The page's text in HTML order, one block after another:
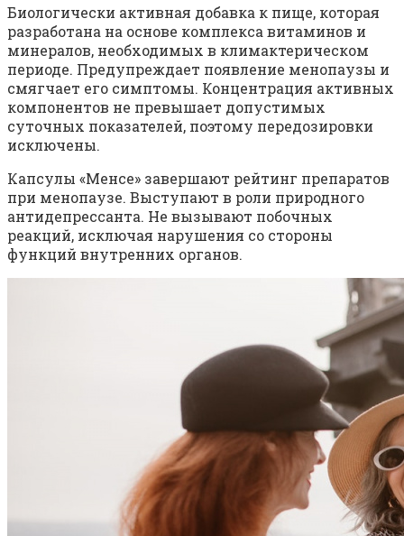
Биологически активная добавка к пище, которая
разработана на основе комплекса витаминов и
минералов, необходимых в климактерическом
периоде. Предупреждает появление менопаузы и
смягчает его симптомы. Концентрация активных
компонентов не превышает допустимых
суточных показателей, поэтому передозировки
исключены.
Капсулы «Менсе» завершают рейтинг препаратов
при менопаузе. Выступают в роли природного
антидепрессанта. Не вызывают побочных
реакций, исключая нарушения со стороны
функций внутренних органов.